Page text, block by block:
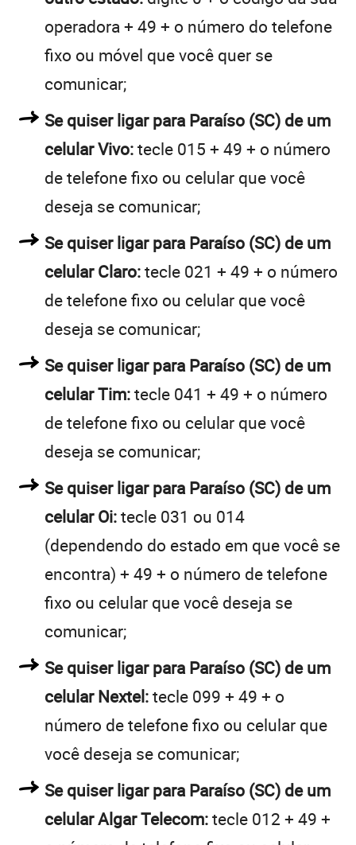
operadora + 49 + o número do telefone
fixo ou móvel que você quer se
comunicar;
Se quiser ligar para Paraíso (SC) de um
celular Vivo:tecle 015 + 49 + o número
de telefone fixo ou celular que você
deseja se comunicar;
Se quiser ligar para Paraíso (SC) de um
celular Claro:tecle 021 + 49 + o número
de telefone fixo ou celular que você
deseja se comunicar;
Se quiser ligar para Paraíso (SC) de um
celular Tim:tecle 041 + 49 + o número
de telefone fixo ou celular que você
deseja se comunicar;
Se quiser ligar para Paraíso (SC) de um
celular Oi:tecle 031 ou 014
(dependendo do estado em que você se
encontra) + 49 + o número de telefone
fixo ou celular que você deseja se
comunicar;
Se quiser ligar para Paraíso (SC) de um
celular Nextel:tecle 099 + 49 + o
número de telefone fixo ou celular que
você deseja se comunicar;
Se quiser ligar para Paraíso (SC) de um
celular Algar Telecom:tecle 012 + 49 +